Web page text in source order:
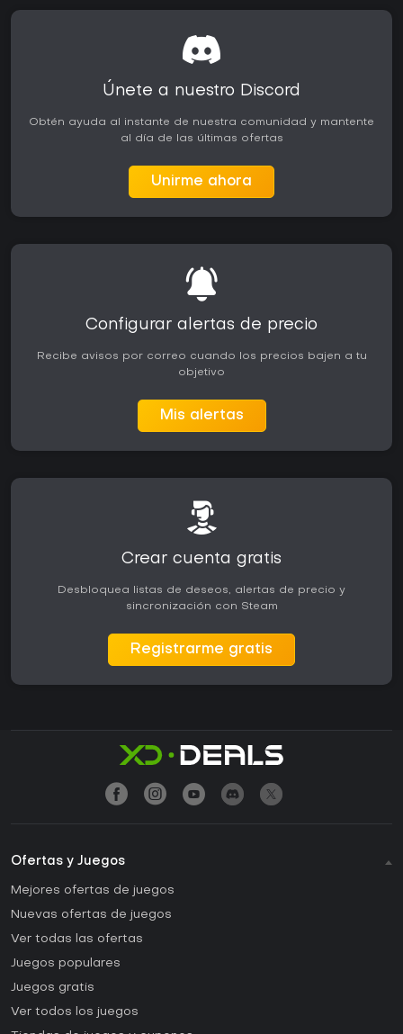
Únete a nuestro Discord
Obtén ayuda al instante de nuestra comunidad y mantente
al día de las últimas ofertas
Unirme ahora
Configurar alertas de precio
Recibe avisos por correo cuando los precios bajen a tu
objetivo
Mis alertas
Crear cuenta gratis
Desbloquea listas de deseos, alertas de precio y
sincronización con Steam
Registrarme gratis
Ofertas y Juegos
Mejores ofertas de juegos
Nuevas ofertas de juegos
Ver todas las ofertas
Juegos populares
Juegos gratis
Ver todos los juegos